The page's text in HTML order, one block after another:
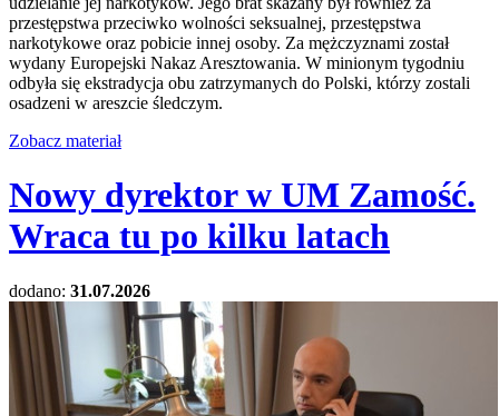
przestępstwa przeciwko wolności seksualnej, przestępstwa
narkotykowe oraz pobicie innej osoby. Za mężczyznami został
wydany Europejski Nakaz Aresztowania. W minionym tygodniu
odbyła się ekstradycja obu zatrzymanych do Polski, którzy zostali
osadzeni w areszcie śledczym.
Zobacz materiał
Nowy dyrektor w UM Zamość.
Wraca tu po kilku latach
dodano: 31.07.2026